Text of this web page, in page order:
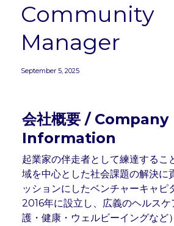
Community
Manager
September 5, 2025
会社概要 / Company
Information
起業家の伴走者として練達するこ
域を中心とした社会課題の解決に
ッションにしたベンチャーキャピ
2016年に設立し、広義のヘルス
護・健康・ウェルビーイングなど